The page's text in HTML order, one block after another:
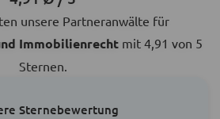
unsere Partneranwälte für
Immobilienrechtmit 4,91 von 5
Sternen.
Sternebewertung